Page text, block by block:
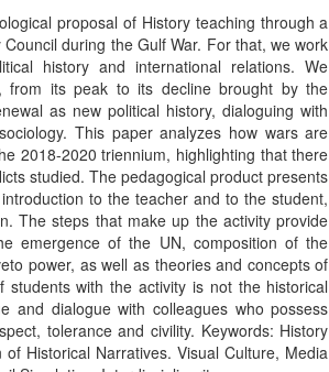
proposal of History teaching through a
during the Gulf War. For that, we work
history and international relations. We
from its peak to its decline brought by the
as new political history, dialoguing with
This paper analyzes how wars are
2018-2020 triennium, highlighting that there
studied. The pedagogical product presents
to the teacher and to the student,
The steps that make up the activity provide
emergence of the UN, composition of the
power, as well as theories and concepts of
with the activity is not the historical
and dialogue with colleagues who possess
tolerance and civility. Keywords: History
Historical Narratives. Visual Culture, Media